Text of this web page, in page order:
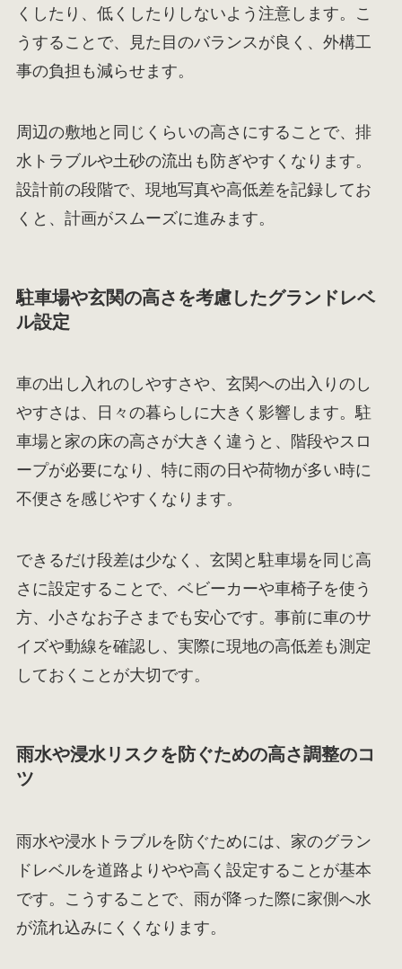
くしたり、低くしたりしないよう注意します。こ
うすることで、見た目のバランスが良く、外構工
事の負担も減らせます。
周辺の敷地と同じくらいの高さにすることで、排
水トラブルや土砂の流出も防ぎやすくなります。
設計前の段階で、現地写真や高低差を記録してお
くと、計画がスムーズに進みます。
駐車場や玄関の高さを考慮したグランドレベ
ル設定
車の出し入れのしやすさや、玄関への出入りのし
やすさは、日々の暮らしに大きく影響します。駐
車場と家の床の高さが大きく違うと、階段やスロ
ープが必要になり、特に雨の日や荷物が多い時に
不便さを感じやすくなります。
できるだけ段差は少なく、玄関と駐車場を同じ高
さに設定することで、ベビーカーや車椅子を使う
方、小さなお子さまでも安心です。事前に車のサ
イズや動線を確認し、実際に現地の高低差も測定
しておくことが大切です。
雨水や浸水リスクを防ぐための高さ調整のコ
ツ
雨水や浸水トラブルを防ぐためには、家のグラン
ドレベルを道路よりやや高く設定することが基本
です。こうすることで、雨が降った際に家側へ水
が流れ込みにくくなります。